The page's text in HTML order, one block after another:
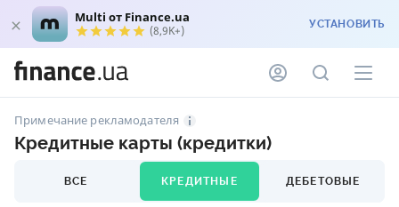
Multi от Finance.ua
(8,9K+) УСТАНОВИТЬ
Примечание рекламодателя
Кредитные карты (кредитки)
ВСЕ КРЕДИТНЫЕ ДЕБЕТОВЫЕ